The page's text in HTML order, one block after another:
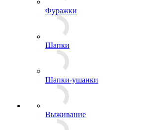
Фуражки
Шапки
Шапки-ушанки